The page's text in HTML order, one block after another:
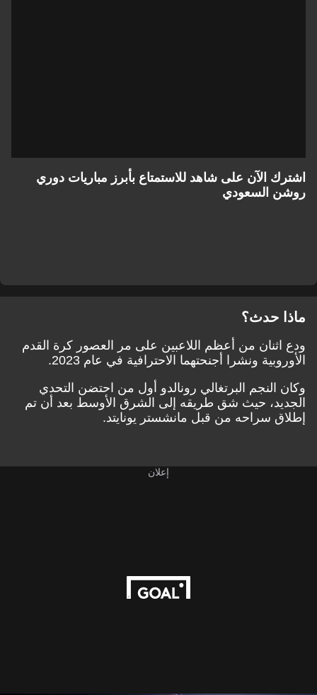
اشترك الآن على شاهد للاستمتاع بأبرز مباريات دوري
روشن السعودي
ماذا حدث؟
ودع اثنان من أعظم اللاعبين على مر العصور كرة القدم
الأوروبية ونشرا أجنحتهما الاحترافية في عام 2023.
وكان النجم البرتغالي رونالدو أول من احتضن التحدي
الجديد، حيث شق طريقه إلى الشرق الأوسط بعد أن تم
إطلاق سراحه من قبل مانشستر يونايتد.
إعلان